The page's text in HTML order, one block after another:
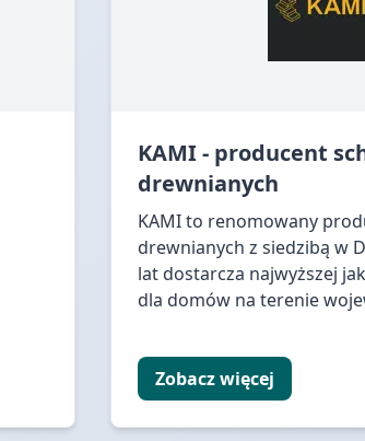
KAMI - producent
drewnianych
KAMI to renomowany
drewnianych z siedzibą w
lat dostarcza najwyższej
dla domów na terenie
Zobacz więcej